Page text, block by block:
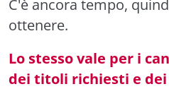
C'è ancora tempo,
ottenere.
Lo stesso vale per i
dei titoli richiesti e dei